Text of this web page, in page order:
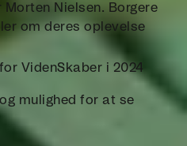
Nielsen. Borgere
om deres oplevelse
VidenSkaber i 2024
mulighed for at se